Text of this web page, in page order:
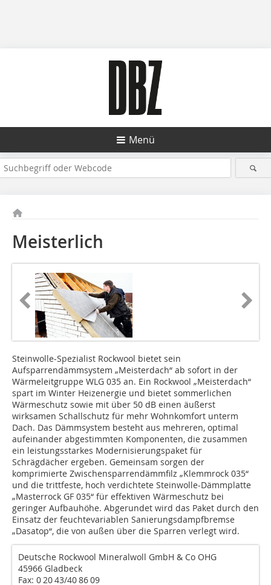
Menü
Meisterlich
Steinwolle-Spezialist Rockwool bietet sein
Aufsparrendämmsystem „Meisterdach“ ab sofort in der
Wärmeleitgruppe WLG 035 an. Ein Rockwool „Meisterdach“
spart im Winter Heizenergie und bietet sommerlichen
Wärmeschutz sowie mit über 50 dB einen äußerst
wirksamen Schallschutz für mehr Wohnkomfort unterm
Dach. Das Dämmsystem besteht aus mehreren, optimal
aufeinander abgestimmten Komponenten, die zusammen
ein leistungsstarkes Modernisierungspaket für
Schrägdächer ergeben. Gemeinsam sorgen der
komprimierte Zwischensparrendämmfilz „Klemmrock 035“
und die trittfeste, hoch verdichtete Steinwolle-Dämmplatte
„Masterrock GF 035“ für effektiven Wärmeschutz bei
geringer Aufbauhöhe. Abgerundet wird das Paket durch den
Einsatz der feuchtevariablen Sanierungsdampfbremse
„Dasatop“, die von außen über die Sparren verlegt wird.
Deutsche Rockwool Mineralwoll GmbH & Co OHG
45966 Gladbeck
Fax: 0 20 43/40 86 09